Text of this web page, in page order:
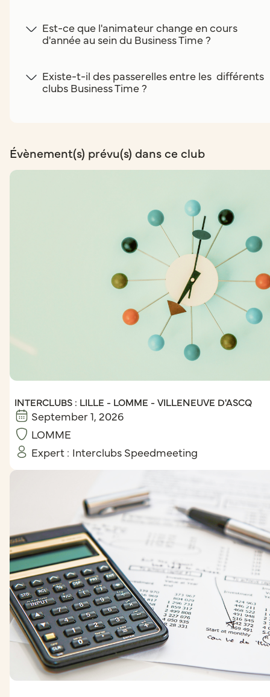
Est-ce que l'animateur change en cours
d'année au sein du Business Time ?
Existe-t-il des passerelles entre les différents
clubs Business Time ?
Évènement(s) prévu(s) dans ce club
INTERCLUBS : LILLE - LOMME - VILLENEUVE D'ASCQ
September 1, 2026
LOMME
Expert : Interclubs Speedmeeting